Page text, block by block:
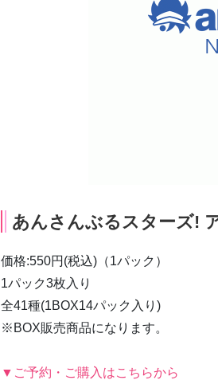
あんさんぶるスターズ!
価格:550円(税込)（1パック）
1パック3枚入り
全41種(1BOX14パック入り)
※BOX販売商品になります。
▼ご予約・ご購入はこちらから